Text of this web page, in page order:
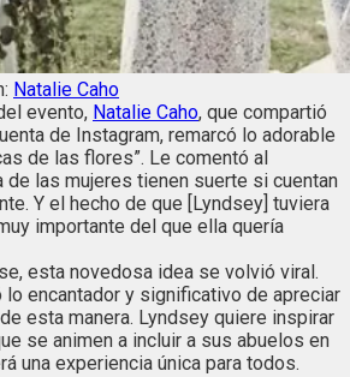
Natalie Caho
evento, Natalie Caho, que compartió
de Instagram, remarcó lo adorable
de las flores”. Le comentó al
de las mujeres tienen suerte si cuentan
Y el hecho de que [Lyndsey] tuviera
importante del que ella quería
esta novedosa idea se volvió viral.
lo encantador y significativo de apreciar
esta manera. Lyndsey quiere inspirar
se animen a incluir a sus abuelos en
una experiencia única para todos.